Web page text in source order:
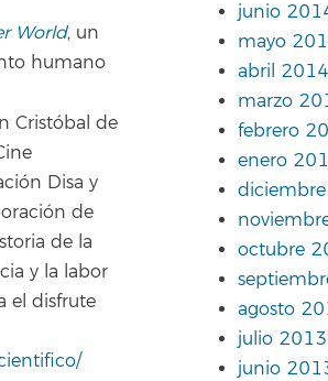
World, un
humano
Cristóbal de
Disa y
de
de la
y la labor
el disfrute
junio
mayo
abril 2014
marzo
febrero
enero
octubre
agosto
julio 2013
junio